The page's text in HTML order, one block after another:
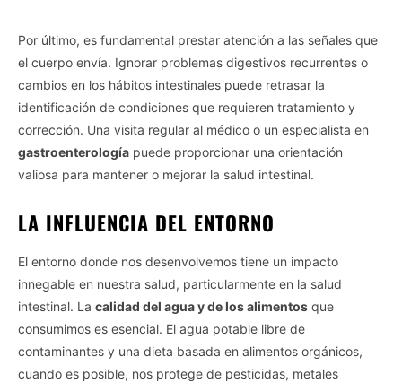
Por último, es fundamental prestar atención a las señales que
el cuerpo envía. Ignorar problemas digestivos recurrentes o
cambios en los hábitos intestinales puede retrasar la
identificación de condiciones que requieren tratamiento y
corrección. Una visita regular al médico o un especialista en
gastroenterología puede proporcionar una orientación
valiosa para mantener o mejorar la salud intestinal.
LA INFLUENCIA DEL ENTORNO
El entorno donde nos desenvolvemos tiene un impacto
innegable en nuestra salud, particularmente en la salud
intestinal. La calidad del agua y de los alimentos que
consumimos es esencial. El agua potable libre de
contaminantes y una dieta basada en alimentos orgánicos,
cuando es posible, nos protege de pesticidas, metales